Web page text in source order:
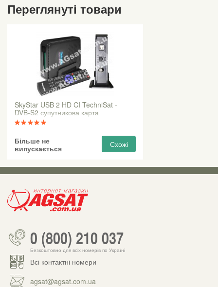
Переглянуті товари
SkyStar USB 2 HD CI TechniSat -
DVB-S2 супутникова карта
Більше не
випускається
Схожі
0 (800) 210 037
Безкоштовно для всіх номерів по Україні
Всі контактні номери
agsat@agsat.com.ua